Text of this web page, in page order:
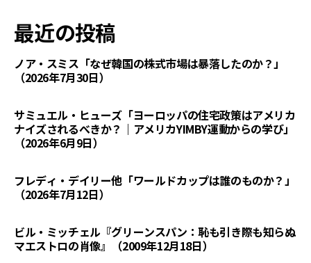
最近の投稿
ノア・スミス「なぜ韓国の株式市場は暴落したのか？」
（2026年7月30日）
サミュエル・ヒューズ「ヨーロッパの住宅政策はアメリカ
ナイズされるべきか？｜アメリカYIMBY運動からの学び」
（2026年6月9日）
フレディ・デイリー他「ワールドカップは誰のものか？」
（2026年7月12日）
ビル・ミッチェル『グリーンスパン：恥も引き際も知らぬ
マエストロの肖像』（2009年12月18日）